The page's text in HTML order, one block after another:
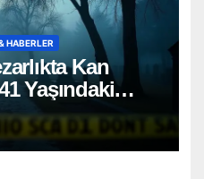
HABERLER
Kan
Yaşındaki
Bulundu